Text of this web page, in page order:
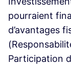
pourraient
d’avantages
Participation